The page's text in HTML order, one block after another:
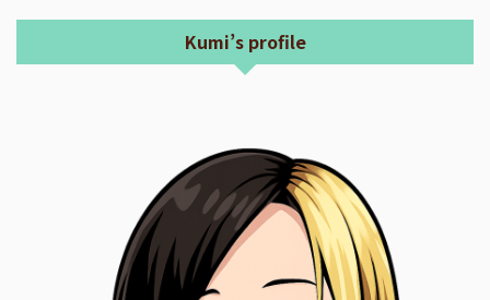
Kumi’s profile